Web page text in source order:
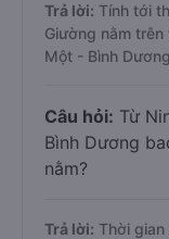
Trả lời: Tính tới
Giường nằm
Một - Bình
Câu hỏi: Từ
Bình Dương
nằm?
Trả lời: Thời